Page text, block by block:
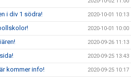
i div 1 södra! 2020-10-01 10:13
2020-10-01 10:00
2020-09-26 11:13
2020-09-25 13:43
kommer info! 2020-09-25 10:17